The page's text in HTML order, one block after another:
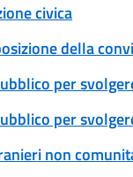
civica
della
per
per
non